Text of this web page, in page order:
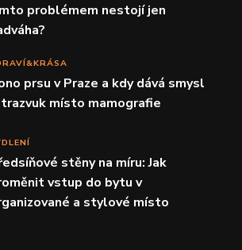
problémem nestojí jen
prsu v Praze a kdy dává smysl
místo mamografie
stěny na míru: Jak
vstup do bytu v
a stylové místo